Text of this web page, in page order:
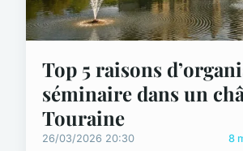
Top 5 raisons
séminaire dans un
Touraine
26/03/2026 20:30 8